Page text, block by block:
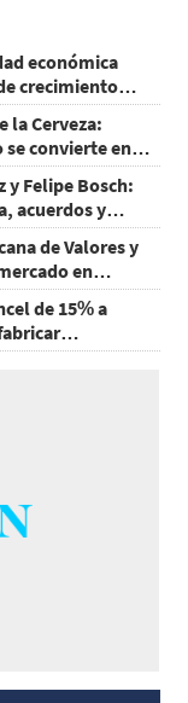
económica
crecimiento
la Cerveza:
se convierte en
y Felipe Bosch:
acuerdos y
de Valores y
en
de 15% a